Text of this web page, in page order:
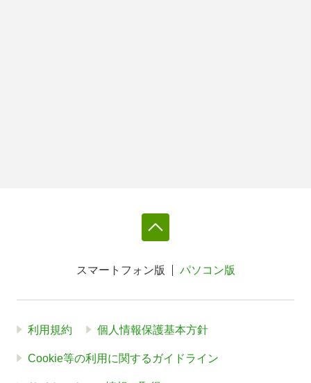
スマートフォン版 パソコン版
利用規約 個人情報保護基本方針
Cookie等の利用に関するガイドライン